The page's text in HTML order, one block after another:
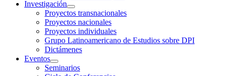
Investigación
Proyectos transnacionales
Proyectos nacionales
Proyectos individuales
Grupo Latinoamericano de Estudios sobre DPI
Dictámenes
Eventos
Seminarios